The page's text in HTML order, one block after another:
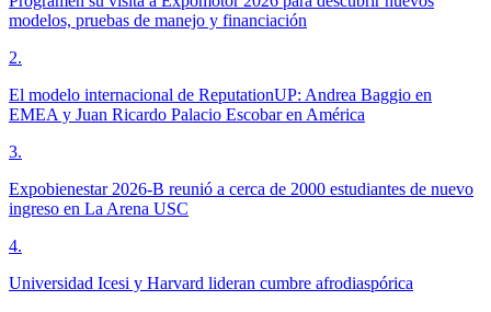
modelos, pruebas de manejo y financiación
2.
El modelo internacional de ReputationUP: Andrea Baggio en
EMEA y Juan Ricardo Palacio Escobar en América
3.
Expobienestar 2026-B reunió a cerca de 2000 estudiantes de nuevo
ingreso en La Arena USC
4.
Universidad Icesi y Harvard lideran cumbre afrodiaspórica